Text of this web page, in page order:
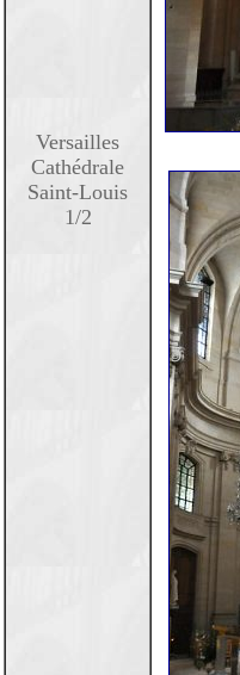
Versailles
Cathédrale
Saint-Louis
1/2